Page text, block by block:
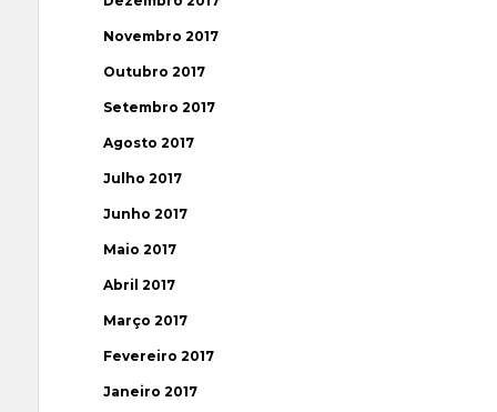
Novembro 2017
Outubro 2017
Setembro 2017
Agosto 2017
Julho 2017
Junho 2017
Maio 2017
Abril 2017
Março 2017
Fevereiro 2017
Janeiro 2017